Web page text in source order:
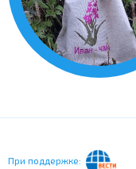
При поддержке: